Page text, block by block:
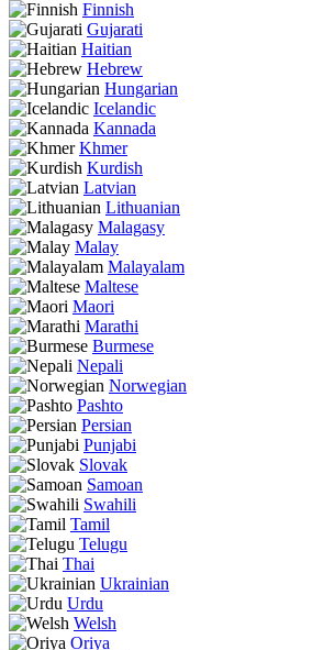
Finnish
Gujarati
Haitian
Hebrew
Hungarian
Icelandic
Kannada
Khmer
Kurdish
Latvian
Lithuanian
Malagasy
Malay
Malayalam
Maltese
Maori
Marathi
Burmese
Nepali
Norwegian
Pashto
Persian
Punjabi
Slovak
Samoan
Swahili
Tamil
Telugu
Thai
Ukrainian
Urdu
Welsh
Oriya